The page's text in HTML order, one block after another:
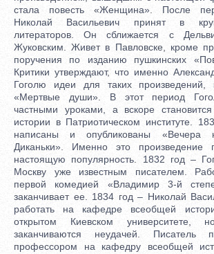
стала повесть «Женщина». После
Николай Васильевич принят в круг
литераторов. Он сближается с
Жуковским. Живет в Павловске, кроме
поручения по изданию пушкинских
Критики утверждают, что именно
Гоголю идеи для таких произведений,
«Мертвые души». В этот период
частными уроками, а вскоре
истории в Патриотическом институте.
написаны и опубликованы «Вечера
Диканьки». Именно это произведение
настоящую популярность. 1832 год –
Москву уже известным писателем.
первой комедией «Владимир 3-й
заканчивает ее. 1834 год – Николай
работать на кафедре всеобщей
открытом Киевском университете,
заканчиваются неудачей. Писатель
профессором на кафедру всеобщей